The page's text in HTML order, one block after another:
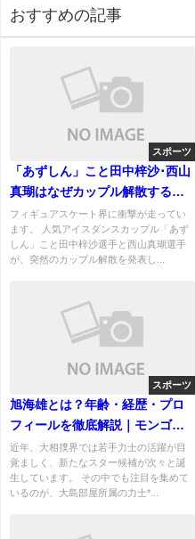
おすすめの記事
スポーツ
「あずしん」こと田中梓沙･西山
真瑚はなぜカップル解散する？
ペア解消の理由は？
フィギュアスケート界に衝撃が走ってい
ます。 人気アイスダンスカップル「あず
しん」こと田中梓沙選手と西山真瑚選手
が、突然のカップル解散を発表し...
スポーツ
旭海雄とは？年齢・経歴・プロ
フィールを徹底解説｜モンゴル
出身の期待の力士！
近年、大相撲界では若手力士の活躍が目
覚ましく、新たなスター候補が次々と誕
生しています。 その中でも注目を集めて
いるのが、大島部屋所属の力士*...